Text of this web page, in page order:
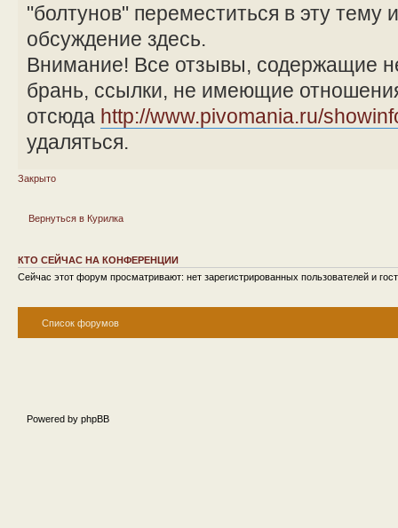
"болтунов" переместиться в эту тему
обсуждение здесь.
Внимание! Все отзывы, содержащие
брань, ссылки, не имеющие
отсюда http://www.pivomania.ru/
удаляться.
Закрыто
Вернуться в Курилка
КТО СЕЙЧАС НА КОНФЕРЕНЦИИ
Сейчас этот форум просматривают: нет зарегистрированных пользователей и
Список форумов
Powered by phpBB